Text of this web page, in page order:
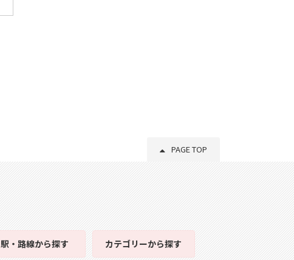
PAGE TOP
駅・路線から探す カテゴリーから探す